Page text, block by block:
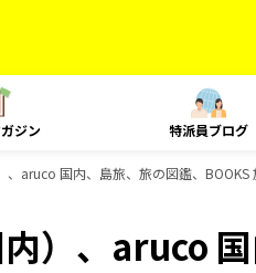
ジン 特派員ブログ
、aruco 国内、島旅、旅の図鑑、
）、aruco